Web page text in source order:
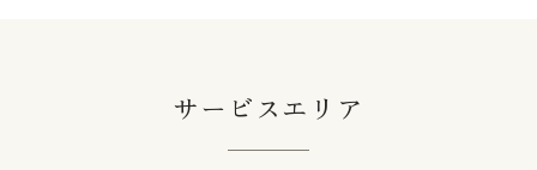
サービスエリア